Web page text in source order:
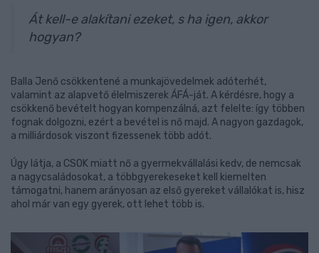
Át kell-e alakítani ezeket, s ha igen, akkor
hogyan?
Balla Jenő csökkentené a munkajövedelmek adóterhét,
valamint az alapvető élelmiszerek ÁFÁ-ját. A kérdésre, hogy a
csökkenő bevételt hogyan kompenzálná, azt felelte: így többen
fognak dolgozni, ezért a bevétel is nő majd. A nagyon gazdagok,
a milliárdosok viszont fizessenek több adót.
Úgy látja, a CSOK miatt nő a gyermekvállalási kedv, de nemcsak
a nagycsaládosokat, a többgyerekeseket kell kiemelten
támogatni, hanem arányosan az első gyereket vállalókat is, hisz
ahol már van egy gyerek, ott lehet több is.